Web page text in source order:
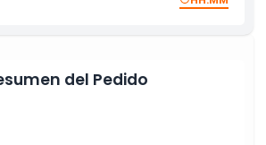
estilo natural
del Pedido